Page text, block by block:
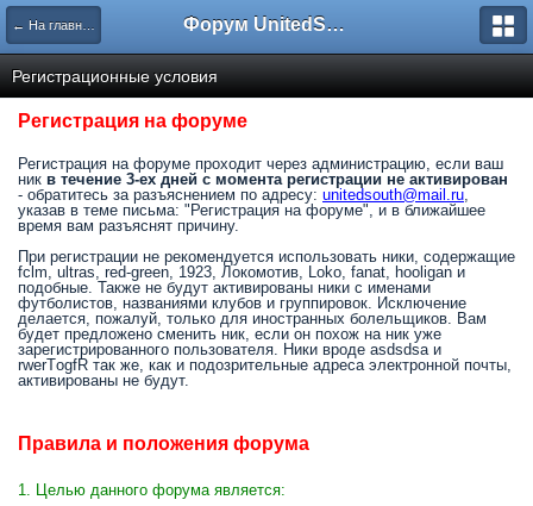
← На главную Форум UnitedSouth
Регистрационные условия
Регистрация на форуме
Регистрация на форуме проходит через администрацию, если ваш
ник в течение 3-ех дней с момента регистрации не активирован
- обратитесь за разъяснением по адресу: unitedsouth@mail.ru,
указав в теме письма: "Регистрация на форуме", и в ближайшее
время вам разъяснят причину.
При регистрации не рекомендуется использовать ники, содержащие
fclm, ultras, red-green, 1923, Локомотив, Loko, fanat, hooligan и
подобные. Также не будут активированы ники с именами
футболистов, названиями клубов и группировок. Исключение
делается, пожалуй, только для иностранных болельщиков. Вам
будет предложено сменить ник, если он похож на ник уже
зарегистрированного пользователя. Ники вроде asdsdsa и
rwerTоgfR так же, как и подозрительные адреса электронной почты,
активированы не будут.
Правила и положения форума
1. Целью данного форума является: